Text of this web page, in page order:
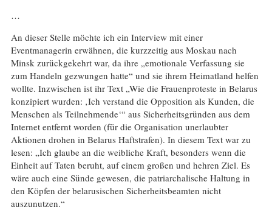
…
An dieser Stelle möchte ich ein Interview mit einer
Eventmanagerin erwähnen, die kurzzeitig aus Moskau nach
Minsk zurückgekehrt war, da ihre „emotionale Verfassung sie
zum Handeln gezwungen hatte“ und sie ihrem Heimatland helfen
wollte. Inzwischen ist ihr Text „Wie die Frauenproteste in Belarus
konzipiert wurden: ‚Ich verstand die Opposition als Kunden, die
Menschen als Teilnehmende‘“ aus Sicherheitsgründen aus dem
Internet entfernt worden (für die Organisation unerlaubter
Aktionen drohen in Belarus Haftstrafen). In diesem Text war zu
lesen: „Ich glaube an die weibliche Kraft, besonders wenn die
Einheit auf Taten beruht, auf einem großen und hehren Ziel. Es
wäre auch eine Sünde gewesen, die patriarchalische Haltung in
den Köpfen der belarusischen Sicherheitsbeamten nicht
auszunutzen.“